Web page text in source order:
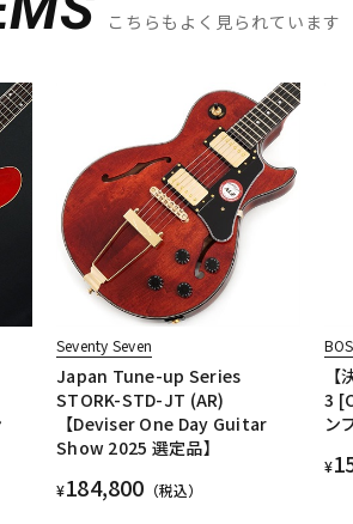
こちらもよく見られています
Seventy Seven
Japan Tune-up Series
STORK-STD-JT (AR)
【Deviser One Day Guitar
Show 2025 選定品】
¥184,800 （税込）
3
ン
¥